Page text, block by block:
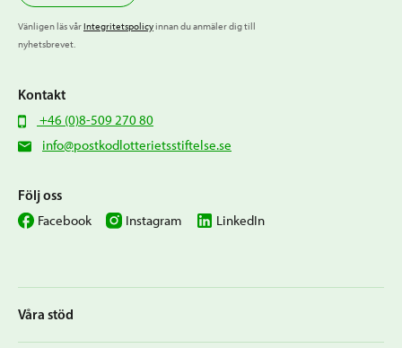
Våra stöd
Vänligen läs vårIntegritetspolicyinnan du anmäler dig till
nyhetsbrevet.
Kontakt
+46 (0)8-509 270 80
info@postkodlotterietsstiftelse.se
Följ oss
Facebook Instagram LinkedIn